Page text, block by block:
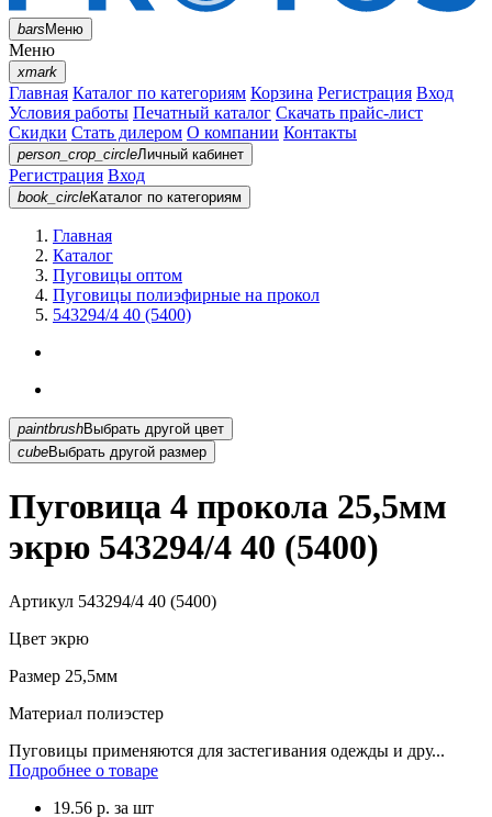
barsМеню
Меню
xmark
Главная Каталог по категориям Корзина Регистрация Вход
Условия работы Печатный каталог Скачать прайс-лист
Скидки Стать дилером О компании Контакты
person_crop_circleЛичный кабинет
Регистрация Вход
book_circleКаталог по категориям
Главная
Каталог
Пуговицы оптом
Пуговицы полиэфирные на прокол
543294/4 40 (5400)
paintbrush
Выбрать другой цвет
cubeВыбрать другой размер
Пуговица 4 прокола 25,5мм
экрю 543294/4 40 (5400)
Артикул 543294/4 40 (5400)
Цвет экрю
Размер 25,5мм
Материал полиэстер
Пуговицы применяются для застегивания одежды и дру...
Подробнее о товаре
19.56 р. за шт